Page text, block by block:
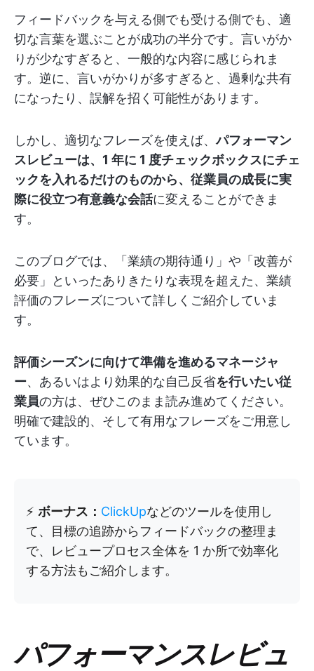
フィードバックを与える側でも受ける側でも、適
切な言葉を選ぶことが成功の半分です。言いがか
りが少なすぎると、一般的な内容に感じられま
す。逆に、言いがかりが多すぎると、過剰な共有
になったり、誤解を招く可能性があります。
しかし、適切なフレーズを使えば、パフォーマン
スレビューは、1 年に 1 度チェックボックスにチェ
ックを入れるだけのものから、従業員の成長に実
際に役立つ有意義な会話に変えることができま
す。
このブログでは、「業績の期待通り」や「改善が
必要」といったありきたりな表現を超えた、業績
評価のフレーズについて詳しくご紹介していま
す。
評価シーズンに向けて準備を進めるマネージャ
ー、あるいはより効果的な自己反省を行いたい従
業員の方は、ぜひこのまま読み進めてください。
明確で建設的、そして有用なフレーズをご用意し
ています。
⚡️ ボーナス： ClickUpなどのツールを使用し
て、目標の追跡からフィードバックの整理ま
で、レビュープロセス全体を 1 か所で効率化
する方法もご紹介します。
パフォーマンスレビュ